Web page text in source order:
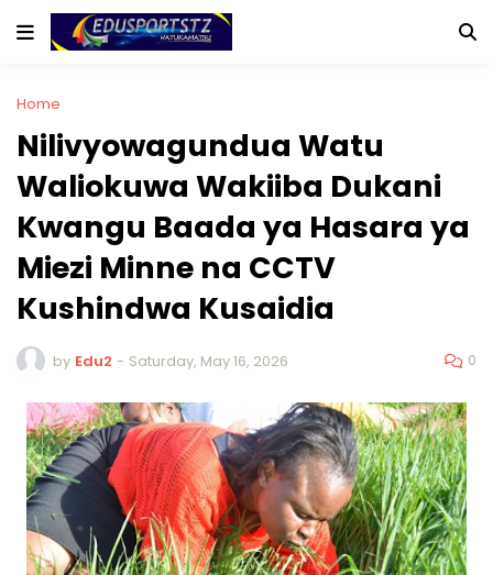
Home
Nilivyowagundua Watu
Waliokuwa Wakiiba Dukani
Kwangu Baada ya Hasara ya
Miezi Minne na CCTV
Kushindwa Kusaidia
by Edu2 - Saturday, May 16, 2026 0